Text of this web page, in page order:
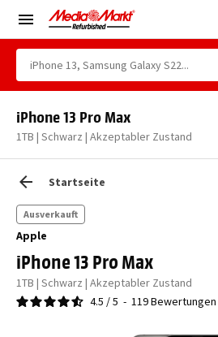
iPhone 13 Pro Max
1TB | Schwarz | Akzeptabler Zustand
Startseite
Apple
iPhone 13 Pro Max
1TB | Schwarz | Akzeptabler Zustand
4.5 /5 - 119Bewertungen
Ausverkauft